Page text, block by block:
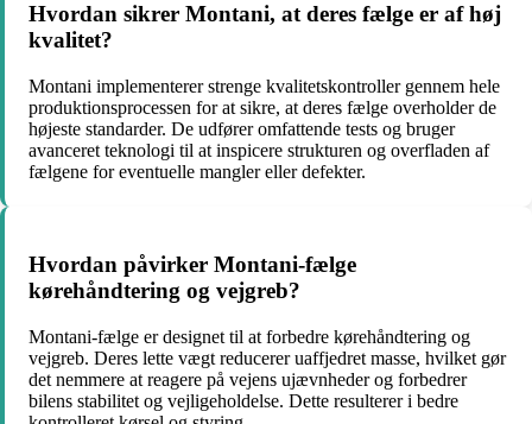
Hvordan sikrer Montani, at deres fælge er af høj
kvalitet?
Montani implementerer strenge kvalitetskontroller gennem hele
produktionsprocessen for at sikre, at deres fælge overholder de
højeste standarder. De udfører omfattende tests og bruger
avanceret teknologi til at inspicere strukturen og overfladen af
fælgene for eventuelle mangler eller defekter.
Hvordan påvirker Montani-fælge
kørehåndtering og vejgreb?
Montani-fælge er designet til at forbedre kørehåndtering og
vejgreb. Deres lette vægt reducerer uaffjedret masse, hvilket gør
det nemmere at reagere på vejens ujævnheder og forbedrer
bilens stabilitet og vejligeholdelse. Dette resulterer i bedre